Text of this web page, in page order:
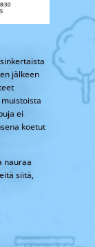
jälkeen
ei
koetut
nauraa
siitä,